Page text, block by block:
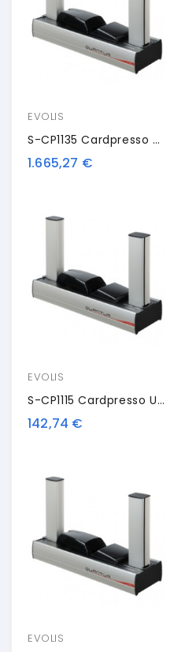
EVOLIS
S-CP1135 Cardpresso Upgrade License, XS - XXL
1.665,27 €
EVOLIS
S-CP1115 Cardpresso Upgrade License, XS - XM
142,74 €
EVOLIS